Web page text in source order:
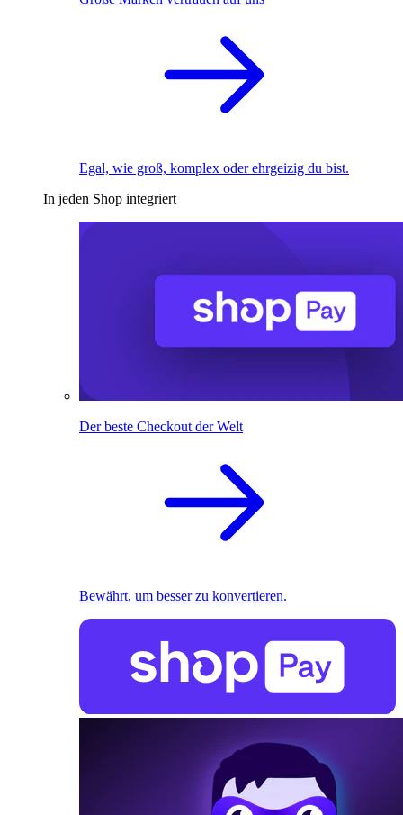
Egal, wie groß, komplex oder ehrgeizig du bist.
In jeden Shop integriert
Der beste Checkout der Welt
Bewährt, um besser zu konvertieren.